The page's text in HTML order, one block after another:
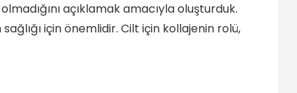
açıklamak amacıyla oluşturduk.
için önemlidir. Cilt için kollajenin rolü,